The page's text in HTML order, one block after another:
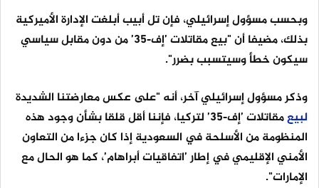
وبحسب مسؤول إسرائيلي، فإن تل أبيب أبلغت الإدارة الأميركية
بذلك، مضيفا أن "بيع مقاتلات ’إف-35’ من دون مقابل سياسي
سيكون خطأ وسيتسبب بضرر".
وذكر مسؤول إسرائيلي آخر، أنه "على عكس معارضتنا الشديدة
لبيع
مقاتلات ’إف-35’ لتركيا، فإننا أقل قلقا بشأن وجود هذه
المنظومة من الأسلحة في السعودية إذا كان جزءا من التعاون
الأمني الإقليمي في إطار ’اتفاقيات أبراهام’، كما هو الحال مع
الإمارات".